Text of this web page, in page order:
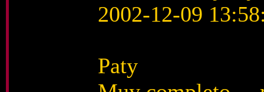
2002-12-09
Paty